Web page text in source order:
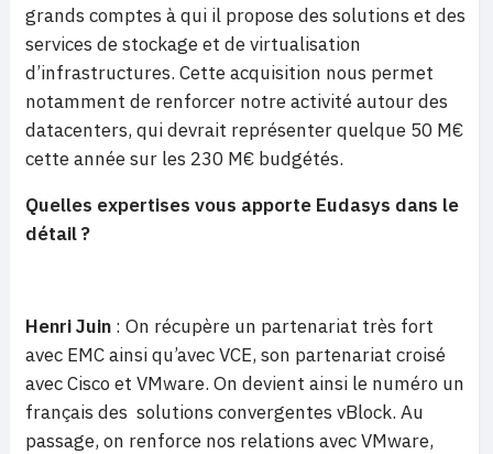
grands comptes à qui il propose des solutions et des
services de stockage et de virtualisation
d’infrastructures. Cette acquisition nous permet
notamment de renforcer notre activité autour des
datacenters, qui devrait représenter quelque 50 M€
cette année sur les 230 M€ budgétés.
Quelles expertises vous apporte Eudasys dans le
détail ?
Henri Juin : On récupère un partenariat très fort
avec EMC ainsi qu’avec VCE, son partenariat croisé
avec Cisco et VMware. On devient ainsi le numéro un
français des solutions convergentes vBlock. Au
passage, on renforce nos relations avec VMware,